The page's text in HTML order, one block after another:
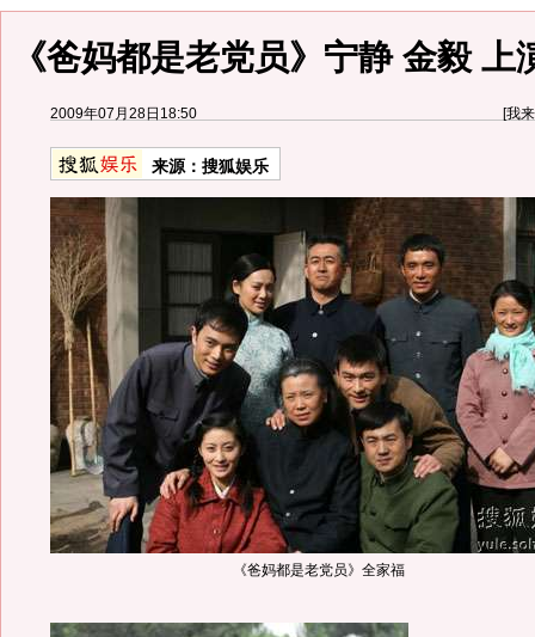
《爸妈都是老党员》宁静 金毅 上
2009年07月28日18:50 [我
来源： 搜狐娱乐
《爸妈都是老党员》全家福